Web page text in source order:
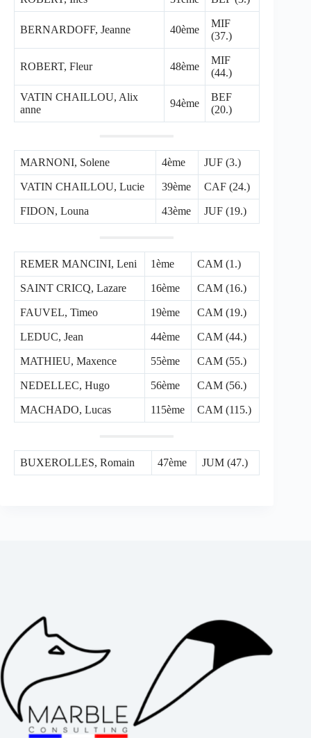
BERNARDOFF, Jeanne 40ème
MIF
(37.)
ROBERT, Fleur 48ème
MIF
(44.)
VATIN CHAILLOU, Alix
anne
94ème
BEF
(20.)
MARNONI, Solene 4ème JUF (3.)
VATIN CHAILLOU, Lucie 39ème CAF (24.)
FIDON, Louna 43ème JUF (19.)
REMER MANCINI, Leni 1ème CAM (1.)
SAINT CRICQ, Lazare 16ème CAM (16.)
FAUVEL, Timeo 19ème CAM (19.)
LEDUC, Jean 44ème CAM (44.)
MATHIEU, Maxence 55ème CAM (55.)
NEDELLEC, Hugo 56ème CAM (56.)
MACHADO, Lucas 115ème CAM (115.)
BUXEROLLES, Romain 47ème JUM (47.)